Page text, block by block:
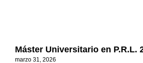
Máster Universitario en P.R.L.
marzo 31, 2026